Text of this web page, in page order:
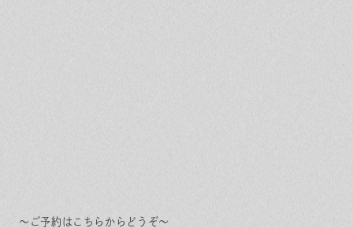
～ご予約はこちらからどうぞ～